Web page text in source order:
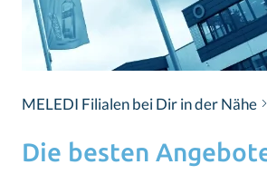
MELEDI Filialen bei Dir in der Nähe
Die besten